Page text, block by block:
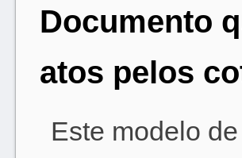
Documento
atos pelos
Este modelo